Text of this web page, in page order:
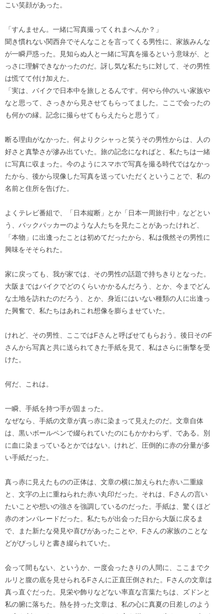
こい笑顔があった。
「すんません。一緒に写真撮ってくれまへんか？」
聞き慣れない関西弁でそんなことを言ってくる男性に、家族みんな
が一瞬戸惑った。見知らぬ人と一緒に写真を撮るという意味が、と
っさに理解できなかったのだ。訝し気な私たちに対して、その男性
は慌てて付け加えた。
「実は、バイクで日本中を旅しとるんです。何やら仲のいい家族や
なと思って、さっきから見させてもらってました。ここで会ったの
も何かの縁。記念に撮らせてもらえたらと思うて」
断る理由がなかった。何よりクシャっと笑うその男性からは、人の
好さと真摯さが滲み出ていた。旅の記念になればと、私たちは一緒
に写真に収まった。今のようにスマホで写真を撮る時代ではなかっ
たから、後から現像した写真を送っていただくということで、私の
名前と住所を告げた。
よくテレビ番組で、「日本縦断」とか「日本一周旅行中」などとい
う、バックパッカーのような人たちを見たことがあったけれど、
「本物」に出逢ったことは初めてだったから、私は俄然その男性に
興味をそそられた。
家に戻っても、我が家では、その男性の話題で持ちきりとなった。
大阪まではバイクでどのくらいかかるんだろう、とか、今までどん
な土地を訪れたのだろう、とか、身近にはいない種類の人に出逢っ
た興奮で、私たちはあれこれ想像を膨らませていた。
けれど、その男性、ここではFさんと呼ばせてもらおう。後日そのF
さんから写真と共に送られてきた手紙を見て、私はさらに衝撃を受
けた。
何だ、これは。
一瞬、手紙を持つ手が固まった。
なぜなら、手紙の文章が真っ赤に染まって見えたのだ。文章自体
は、黒いボールペンで綴られていたのにもかかわらず、である。別
に血に染まっているとかではない。けれど、圧倒的に赤の分量が多
い手紙だった。
真っ赤に見えたものの正体は、文章の横に加えられた赤い二重線
と、文字の上に重ねられた赤い丸印だった。それは、Fさんの言い
たいことや想いの強さを強調しているのだった。手紙は、驚くほど
赤のオンパレードだった。私たちが出会った日から大阪に戻るま
で、また新たな発見や喜びがあったことや、Fさんの家族のことな
どがびっしりと書き綴られていた。
会って間もない、というか、一度会ったきりの人間に、ここまでク
ルリと腹の底を見せられるFさんに正直圧倒された。Fさんの文章は
真っ直ぐだった。見栄や飾りなどない率直な言葉たちは、ズドンと
私の腑に落ちた。熱を持った文章は、私の心に真夏の日差しのよう